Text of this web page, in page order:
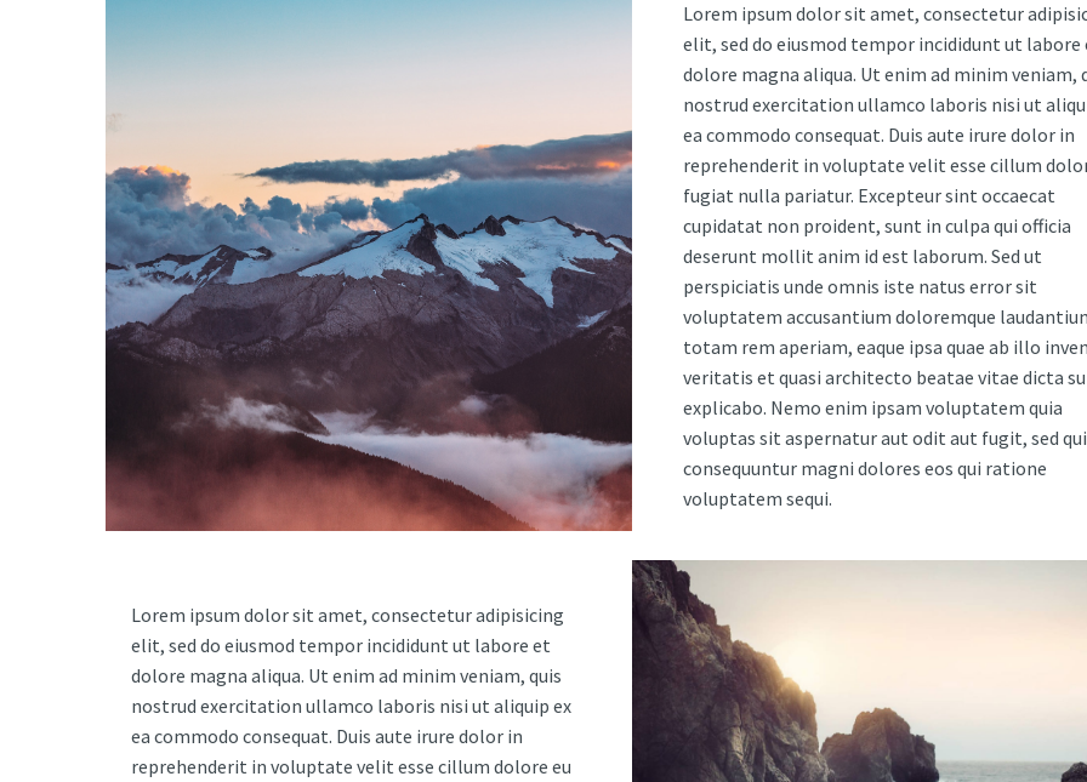
Lorem ipsum dolor sit amet, consectetur
elit, sed do eiusmod tempor incididunt ut labore
dolore magna aliqua. Ut enim ad minim veniam,
nostrud exercitation ullamco laboris nisi ut
ea commodo consequat. Duis aute irure dolor in
reprehenderit in voluptate velit esse cillum
fugiat nulla pariatur. Excepteur sint occaecat
cupidatat non proident, sunt in culpa qui officia
deserunt mollit anim id est laborum. Sed ut
perspiciatis unde omnis iste natus error sit
voluptatem accusantium doloremque
totam rem aperiam, eaque ipsa quae ab illo
veritatis et quasi architecto beatae vitae dicta
explicabo. Nemo enim ipsam voluptatem quia
voluptas sit aspernatur aut odit aut fugit, sed
consequuntur magni dolores eos qui ratione
voluptatem sequi.
Lorem ipsum dolor sit amet, consectetur adipisicing
elit, sed do eiusmod tempor incididunt ut labore et
dolore magna aliqua. Ut enim ad minim veniam, quis
nostrud exercitation ullamco laboris nisi ut aliquip ex
ea commodo consequat. Duis aute irure dolor in
reprehenderit in voluptate velit esse cillum dolore eu